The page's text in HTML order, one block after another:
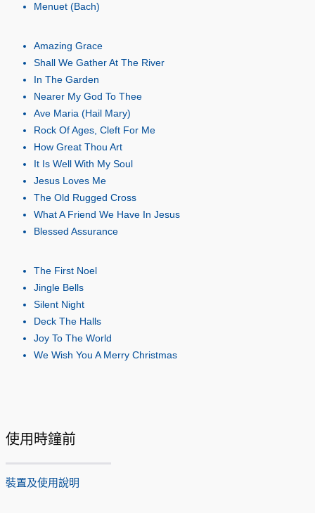
Menuet (Bach)
Amazing Grace
Shall We Gather At The River
In The Garden
Nearer My God To Thee
Ave Maria (Hail Mary)
Rock Of Ages, Cleft For Me
How Great Thou Art
It Is Well With My Soul
Jesus Loves Me
The Old Rugged Cross
What A Friend We Have In Jesus
Blessed Assurance
The First Noel
Jingle Bells
Silent Night
Deck The Halls
Joy To The World
We Wish You A Merry Christmas
使用時鐘前
裝置及使用說明